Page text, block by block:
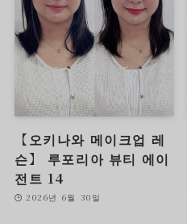
【오키나와 메이크업 레
슨】 루포리아 뷰티 에이
전트 14
2026년 6월 30일